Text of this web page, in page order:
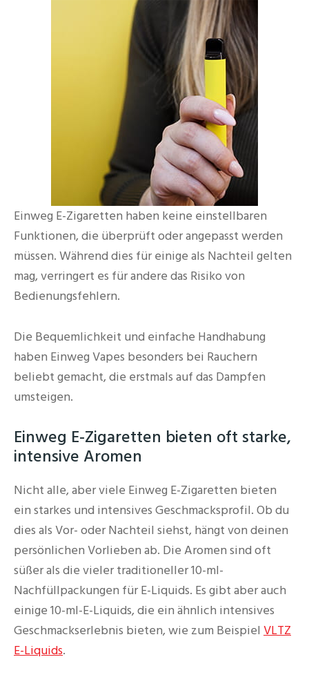
Einweg E-Zigaretten haben keine einstellbaren
Funktionen, die überprüft oder angepasst werden
müssen. Während dies für einige als Nachteil gelten
mag, verringert es für andere das Risiko von
Bedienungsfehlern.
Die Bequemlichkeit und einfache Handhabung
haben Einweg Vapes besonders bei Rauchern
beliebt gemacht, die erstmals auf das Dampfen
umsteigen.
Einweg E-Zigaretten bieten oft starke,
intensive Aromen
Nicht alle, aber viele Einweg E-Zigaretten bieten
ein starkes und intensives Geschmacksprofil. Ob du
dies als Vor- oder Nachteil siehst, hängt von deinen
persönlichen Vorlieben ab. Die Aromen sind oft
süßer als die vieler traditioneller 10-ml-
Nachfüllpackungen für E-Liquids. Es gibt aber auch
einige 10-ml-E-Liquids, die ein ähnlich intensives
Geschmackserlebnis bieten, wie zum Beispiel VLTZ
E-Liquids.